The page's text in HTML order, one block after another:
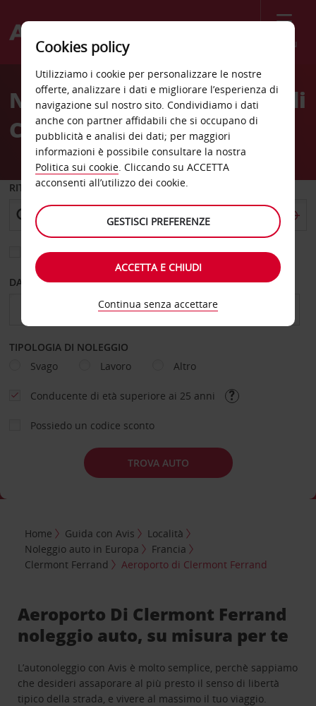
Menù
Welcome
AvisNoleggio auto Aeroporto di
Clermont Ferrand
RITIRO DA
Scegli una località di riconsegna diversa
DAL GIORNO AL GIORNO
TIPOLOGIA DI NOLEGGIO
Svago
Lavoro Altro
Conducente di età superiore ai 25 anni
Possiedo un codice sconto
TROVA AUTO
Home Guida con Avis
Località
Noleggio auto in Europa
Francia
Clermont Ferrand
Aeroporto di Clermont Ferrand
Aeroporto Di Clermont Ferrand
noleggio auto, su misura per te
L’autonoleggio con Avis è molto semplice, perchè sappiamo
che desideri assaporare al più presto il senso di libertà
tipico della strada, e vivere al massimo il tuo viaggio.
Cookies policy
Utilizziamo i cookie per personalizzare le nostre
offerte, analizzare i dati e migliorare l’esperienza di
navigazione sul nostro sito. Condividiamo i dati
anche con partner affidabili che si occupano di
pubblicità e analisi dei dati; per maggiori
informazioni è possibile consultare la nostra
Politica sui cookie. Cliccando su ACCETTA
acconsenti all’utilizzo dei cookie.
GESTISCI PREFERENZE
ACCETTA E CHIUDI
Continua senza accettare